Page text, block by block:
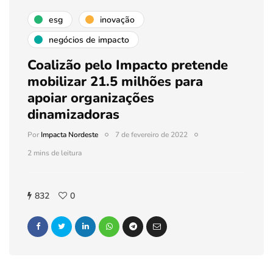
esg
inovação
negócios de impacto
Coalizão pelo Impacto pretende
mobilizar 21.5 milhões para
apoiar organizações
dinamizadoras
PorImpacta Nordeste
7 de fevereiro de 2022
2 mins de leitura
832 0